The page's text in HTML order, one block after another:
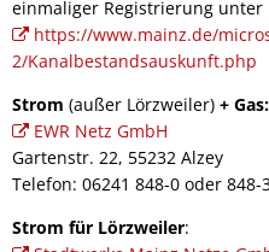
einmaliger Registrierung unter
https://www.mainz.de/
2/Kanalbestandsauskunft.php
Strom (außer Lörzweiler) + Gas:
EWR Netz GmbH
Gartenstr. 22, 55232 Alzey
Telefon: 06241 848-0 oder 848-
Strom für Lörzweiler: